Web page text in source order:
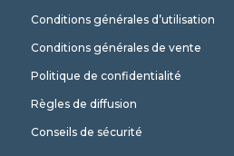
Conditions générales d’utilisation
Conditions générales de vente
Politique de confidentialité
Règles de diffusion
Conseils de sécurité